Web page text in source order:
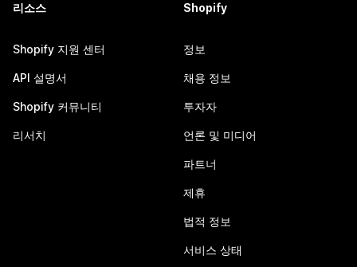
리소스
Shopify 지원 센터
API 설명서
Shopify 커뮤니티
리서치
Shopify
정보
채용 정보
투자자
언론 및 미디어
파트너
제휴
법적 정보
서비스 상태